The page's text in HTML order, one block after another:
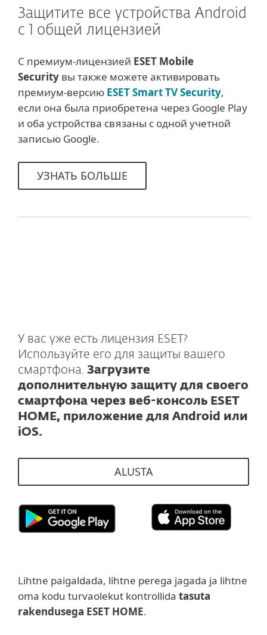
Защитите все устройства Android
с 1 общей лицензией
С премиум-лицензией ESET Mobile
Security вы также можете активировать
премиум-версию ESET Smart TV Security,
если она была приобретена через Google Play
и оба устройства связаны с одной учетной
записью Google.
УЗНАТЬ БОЛЬШЕ
У вас уже есть лицензия ESET?
Используйте его для защиты вашего
смартфона. Загрузите
дополнительную защиту для своего
смартфона через веб-консоль ESET
HOME, приложение для Android или
iOS.
ALUSTA
Lihtne paigaldada, lihtne perega jagada ja lihtne
oma kodu turvaolekut kontrollida tasuta
rakendusega ESET HOME.